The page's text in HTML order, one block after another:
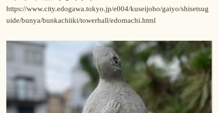
https://www.city.edogawa.tokyo.jp/e004/kuseijoho/gaiyo/shisetsug
uide/bunya/bunkachiiki/towerhall/edomachi.html